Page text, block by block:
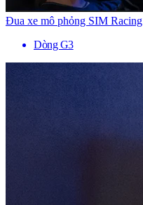
Đua xe mô phỏng SIM Racing
Dòng G3